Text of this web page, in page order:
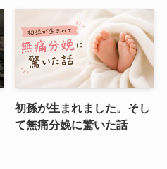
初孫が生まれました。そし
て無痛分娩に驚いた話